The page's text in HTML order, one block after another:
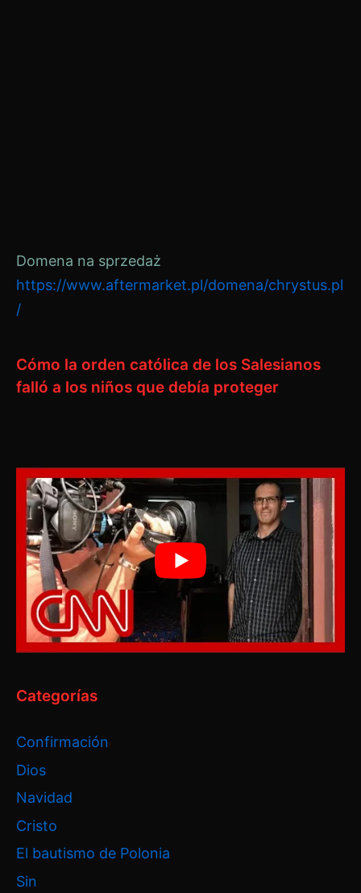
Domena na sprzedaż
https://www.aftermarket.pl/domena/chrystus.pl
/
Cómo la orden católica de los Salesianos
falló a los niños que debía proteger
Categorías
Confirmación
Dios
Navidad
Cristo
El bautismo de Polonia
Sin